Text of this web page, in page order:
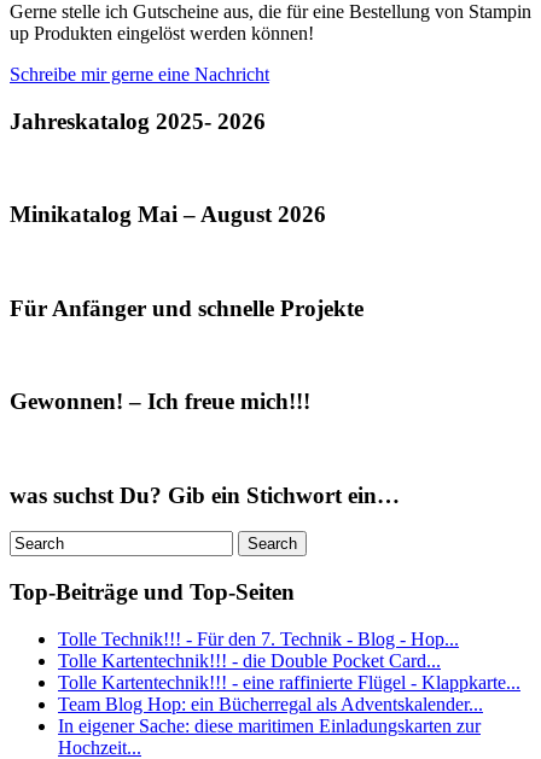
Gerne stelle ich Gutscheine aus, die für eine Bestellung von Stampin
up Produkten eingelöst werden können!
Schreibe mir gerne eine Nachricht
Jahreskatalog 2025- 2026
Minikatalog Mai – August 2026
Für Anfänger und schnelle Projekte
Gewonnen! – Ich freue mich!!!
was suchst Du? Gib ein Stichwort ein…
Top-Beiträge und Top-Seiten
Tolle Technik!!! - Für den 7. Technik - Blog - Hop...
Tolle Kartentechnik!!! - die Double Pocket Card...
Tolle Kartentechnik!!! - eine raffinierte Flügel - Klappkarte...
Team Blog Hop: ein Bücherregal als Adventskalender...
In eigener Sache: diese maritimen Einladungskarten zur
Hochzeit...